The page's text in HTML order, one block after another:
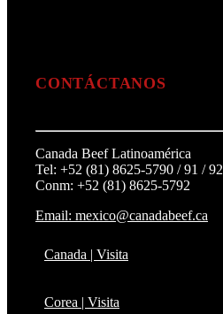
CONTÁCTANOS
Canada Beef Latinoamérica
Tel: +52 (81) 8625-5790 / 91 / 92
Conm: +52 (81) 8625-5792
Email: mexico@canadabeef.ca
Canada | Visita
Corea | Visita